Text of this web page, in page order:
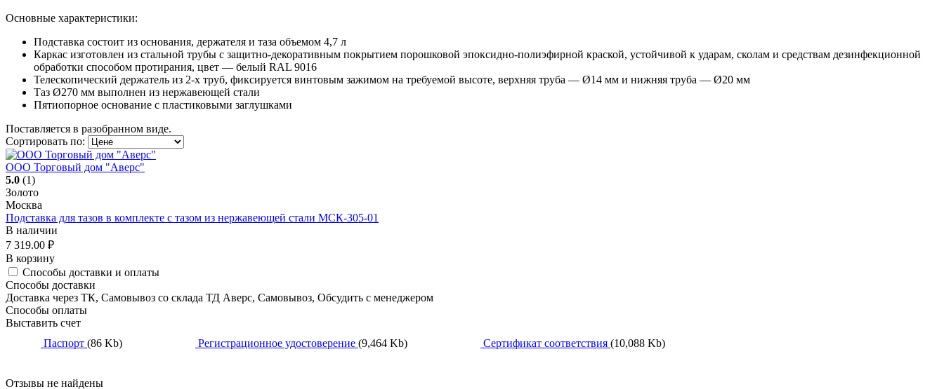
Основные характеристики:
Подставка состоит из основания, держателя и таза объемом 4,7 л
Каркас изготовлен из стальной трубы с защитно-декоративным покрытием порошковой эпоксидно-полиэфирной краской, устойчивой к ударам, сколам и средствам дезинфекционной
обработки способом протирания, цвет — белый RAL 9016
Телескопический держатель из 2-х труб, фиксируется винтовым зажимом на требуемой высоте, верхняя труба — Ø14 мм и нижняя труба — Ø20 мм
Таз Ø270 мм выполнен из нержавеющей стали
Пятиопорное основание с пластиковыми заглушками
Поставляется в разобранном виде.
Сортировать по:
ООО Торговый дом "Аверс"
5.0 (1)
Золото
Москва
Подставка для тазов в комплекте с тазом из нержавеющей стали МСК-305-01
В наличии
7 319.00 ₽
В корзину
Способы доставки и оплаты
Способы доставки
Доставка через ТК, Самовывоз со склада ТД Аверс, Самовывоз, Обсудить с менеджером
Способы оплаты
Выставить счет
Паспорт (86 Kb) Регистрационное удостоверение (9,464 Kb) Сертификат соответствия (10,088 Kb)
Отзывы не найдены